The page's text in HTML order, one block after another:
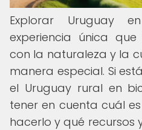
Explorar Uruguay
experiencia única
con la naturaleza y la
manera especial. Si
el Uruguay rural en
tener en cuenta cuál
hacerlo y qué recursos